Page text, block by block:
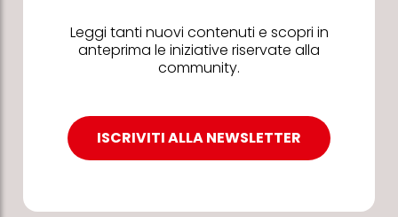
Leggi tanti nuovi contenuti e scopri in
anteprima le iniziative riservate alla
community.
ISCRIVITI ALLA NEWSLETTER